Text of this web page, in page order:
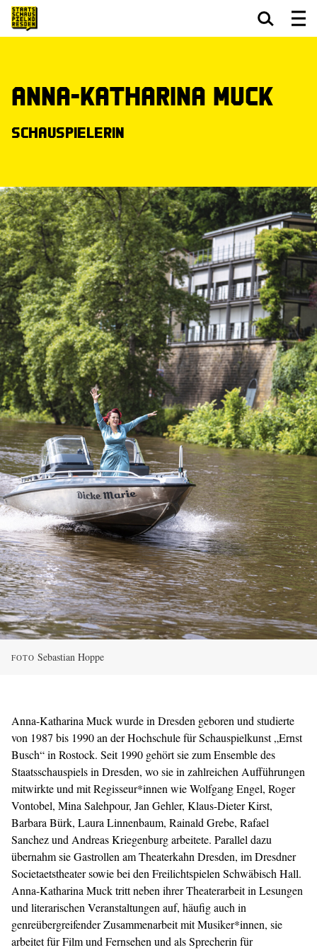
Anna-Katharina Muck
Schauspielerin
FOTO Sebastian Hoppe
Anna-Katharina Muck wurde in Dresden geboren und studierte
von 1987 bis 1990 an der Hochschule für Schauspielkunst „Ernst
Busch“ in Rostock. Seit 1990 gehört sie zum Ensemble des
Staatsschauspiels in Dresden, wo sie in zahlreichen Aufführungen
mitwirkte und mit Regisseur*innen wie Wolfgang Engel, Roger
Vontobel, Mina Salehpour, Jan Gehler, Klaus-Dieter Kirst,
Barbara Bürk, Laura Linnenbaum, Rainald Grebe, Rafael
Sanchez und Andreas Kriegenburg arbeitete. Parallel dazu
übernahm sie Gastrollen am Theaterkahn Dresden, im Dresdner
Societaetstheater sowie bei den Freilichtspielen Schwäbisch Hall.
Anna-Katharina Muck tritt neben ihrer Theaterarbeit in Lesungen
und literarischen Veranstaltungen auf, häufig auch in
genreübergreifender Zusammenarbeit mit Musiker*innen, sie
arbeitet für Film und Fernsehen und als Sprecherin für